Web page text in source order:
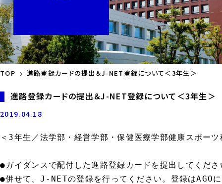
TOP 進路登録カードの提出＆J-NET登録について＜3年生＞
進路登録カードの提出＆J-NET登録について＜3年生＞
2019.04.18
＜3年生／法学部・経営学部・保健医療学部健康スポー
●ガイダンスで配付した進路登録カードを提出してくださ
●併せて、J-NETの登録を行ってください。登録はAGO